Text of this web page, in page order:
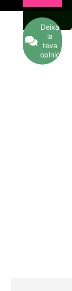
Deixa
la
teva
opinió